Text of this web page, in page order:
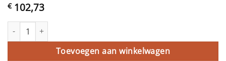
€102,73
Friesland (ontwerp culturele hoofdstad 2018) aantal
Toevoegen aan winkelwagen